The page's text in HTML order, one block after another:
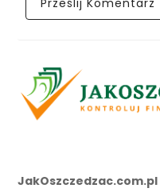
JakOszczedzac.com.pl